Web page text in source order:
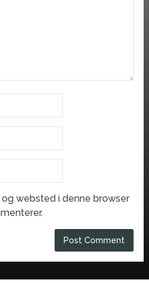
websted i denne browser